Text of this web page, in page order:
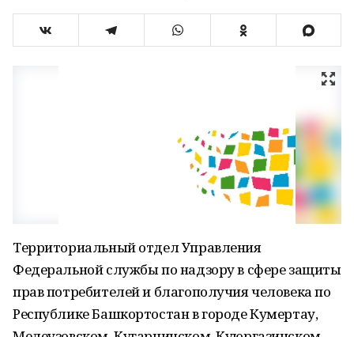
Территориальный отдел Управления
Федеральной службы по надзору в сфере защиты
прав потребителей и благополучия человека по
Республике Башкортостан в городе Кумертау,